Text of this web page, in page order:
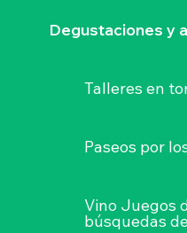
Degustaciones y
Talleres en
Paseos por
Vino Juegos
búsquedas